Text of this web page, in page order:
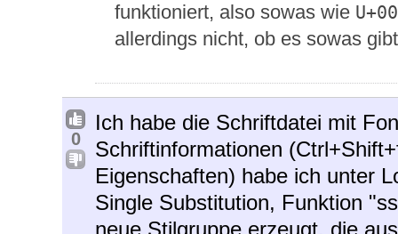
funktioniert, also sowas wie
allerdings nicht, ob es sowas
0
Ich habe die Schriftdatei mit
Schriftinformationen
Eigenschaften) habe ich unter
Single Substitution, Funktion